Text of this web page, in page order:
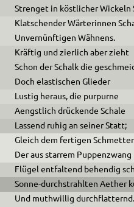
Strenget in köstlicher Wickeln
Klatschender Wärterinnen
Unvernünftigen Wähnens.
Kräftig und zierlich aber zieht
Schon der Schalk die
Doch elastischen Glieder
Lustig heraus, die purpurne
Aengstlich drückende Schale
Lassend ruhig an seiner Statt;
Gleich dem fertigen
Der aus starrem Puppenzwang
Flügel entfaltend behendig
Sonne-durchstrahlten Aether
Und muthwillig